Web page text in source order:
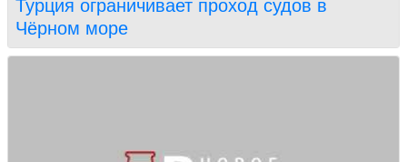
Турция ограничивает проход судов в
Чёрном море